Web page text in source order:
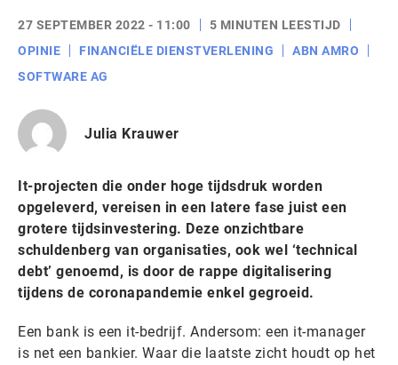
27 SEPTEMBER 2022 - 11:00
5 MINUTEN LEESTIJD
OPINIE
FINANCIËLE DIENSTVERLENING
ABN AMRO
SOFTWARE AG
Julia Krauwer
It-projecten die onder hoge tijdsdruk worden
opgeleverd, vereisen in een latere fase juist een
grotere tijdsinvestering. Deze onzichtbare
schuldenberg van organisaties, ook wel ‘technical
debt’ genoemd, is door de rappe digitalisering
tijdens de coronapandemie enkel gegroeid.
Een bank is een it-bedrijf. Andersom: een it-manager
is net een bankier. Waar die laatste zicht houdt op het